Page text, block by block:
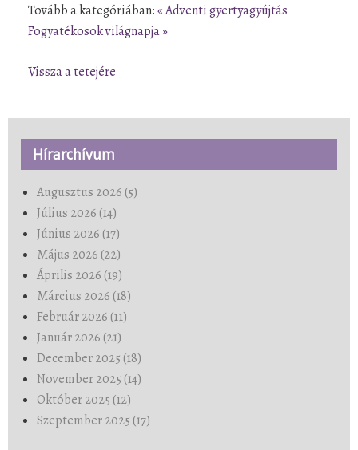
Tovább a kategóriában:« Adventi gyertyagyújtás
Fogyatékosok világnapja »
Vissza a tetejére
Hírarchívum
Augusztus 2026 (5)
Július 2026 (14)
Június 2026 (17)
Május 2026 (22)
Április 2026 (19)
Március 2026 (18)
Február 2026 (11)
Január 2026 (21)
December 2025 (18)
November 2025 (14)
Október 2025 (12)
Szeptember 2025 (17)